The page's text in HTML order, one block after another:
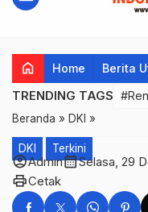
home Home Berita
TRENDING TAGS
Beranda » DKI »
DKI Terkini
account_circleAdmincalendar_monthSelasa, 29
printCetak